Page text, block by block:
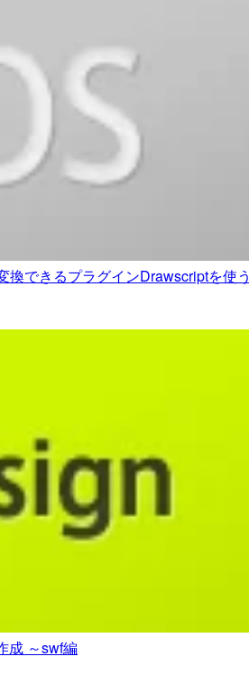
できるプラグインDrawscriptを使う
成 ～swf編